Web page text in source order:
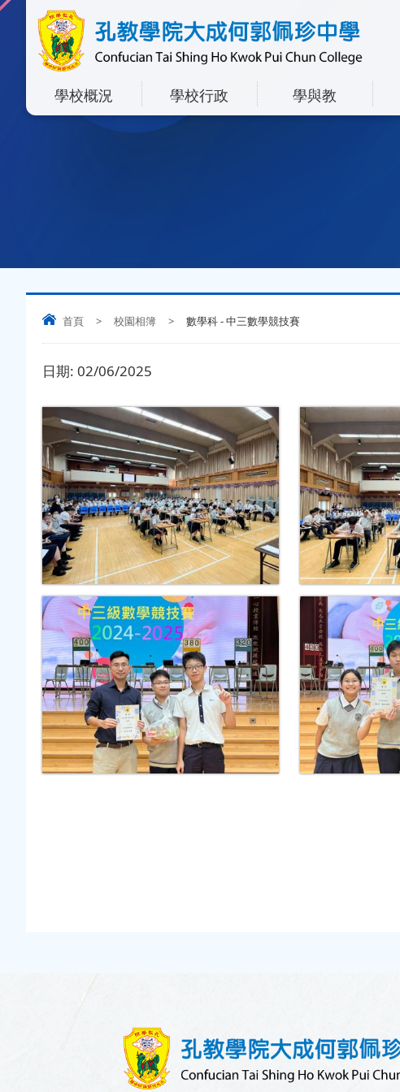
學校概況 學校行政 學與教
首頁 > 校園相簿 > 數學科 - 中三數學競技賽
日期: 02/06/2025